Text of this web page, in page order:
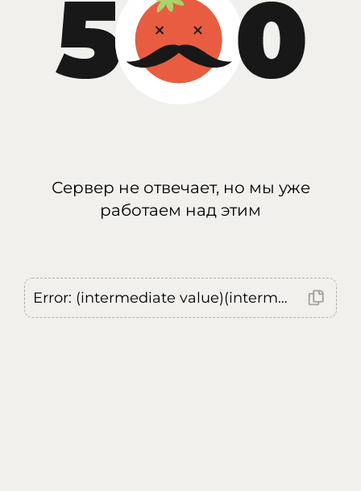
Сервер не отвечает, но мы уже
работаем над этим
Error: (intermediate value)(intermediate value)(intermediate value).replaceAll is not a function